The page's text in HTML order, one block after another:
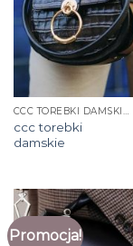
CCC TOREBKI DAMSKIE
ccc torebki
damskie
Promocja!